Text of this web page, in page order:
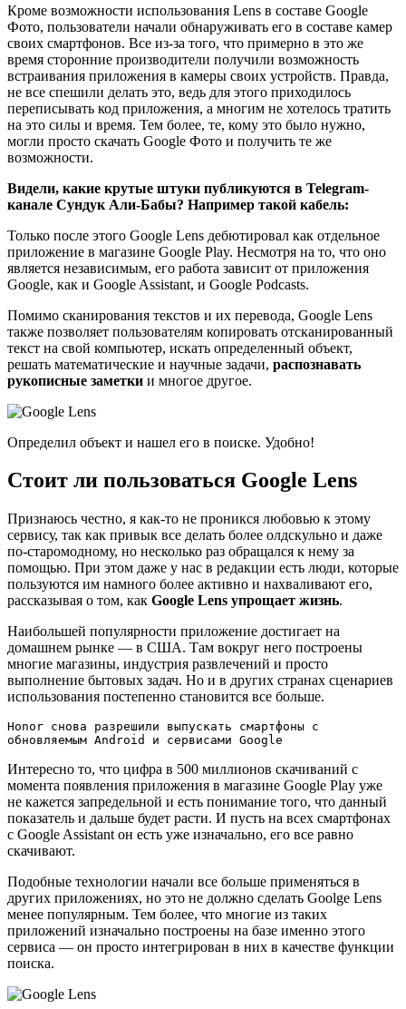
Кроме возможности использования Lens в составе Google
Фото, пользователи начали обнаруживать его в составе камер
своих смартфонов. Все из-за того, что примерно в это же
время сторонние производители получили возможность
встраивания приложения в камеры своих устройств. Правда,
не все спешили делать это, ведь для этого приходилось
переписывать код приложения, а многим не хотелось тратить
на это силы и время. Тем более, те, кому это было нужно,
могли просто скачать Google Фото и получить те же
возможности.
Видели, какие крутые штуки публикуются в Telegram-
канале Сундук Али-Бабы? Например такой кабель:
Только после этого Google Lens дебютировал как отдельное
приложение в магазине Google Play. Несмотря на то, что оно
является независимым, его работа зависит от приложения
Google, как и Google Assistant, и Google Podcasts.
Помимо сканирования текстов и их перевода, Google Lens
также позволяет пользователям копировать отсканированный
текст на свой компьютер, искать определенный объект,
решать математические и научные задачи, распознавать
рукописные заметки и многое другое.
Определил объект и нашел его в поиске. Удобно!
Стоит ли пользоваться Google Lens
Признаюсь честно, я как-то не проникся любовью к этому
сервису, так как привык все делать более олдскульно и даже
по-старомодному, но несколько раз обращался к нему за
помощью. При этом даже у нас в редакции есть люди, которые
пользуются им намного более активно и нахваливают его,
рассказывая о том, как Google Lens упрощает жизнь.
Наибольшей популярности приложение достигает на
домашнем рынке — в США. Там вокруг него построены
многие магазины, индустрия развлечений и просто
выполнение бытовых задач. Но и в других странах сценариев
использования постепенно становится все больше.
Honor снова разрешили выпускать смартфоны с
обновляемым Android и сервисами Google
Интересно то, что цифра в 500 миллионов скачиваний с
момента появления приложения в магазине Google Play уже
не кажется запредельной и есть понимание того, что данный
показатель и дальше будет расти. И пусть на всех смартфонах
с Google Assistant он есть уже изначально, его все равно
скачивают.
Подобные технологии начали все больше применяться в
других приложениях, но это не должно сделать Goolge Lens
менее популярным. Тем более, что многие из таких
приложений изначально построены на базе именно этого
сервиса — он просто интегрирован в них в качестве функции
поиска.